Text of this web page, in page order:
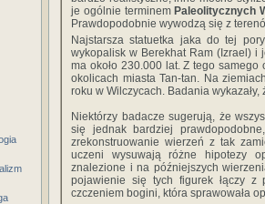
je ogólnie terminemPaleolitycznych
Prawdopodobnie wywodzą się z
Najstarsza statuetka jaka do tej
wykopalisk w Berekhat Ram (Izrael) i
ma około 230.000 lat. Z tego
okolicach miasta Tan-tan. Na
roku w Wilczycach. Badania wykazały,
Niektórzy badacze sugerują, że
się jednak bardziej
zrekonstruowanie wierzeń z tak
uczeni wysuwają różne hipotezy
znalezione i na późniejszych
pojawienie się tych figurek łączy z
czczeniem bogini, która sprawowała